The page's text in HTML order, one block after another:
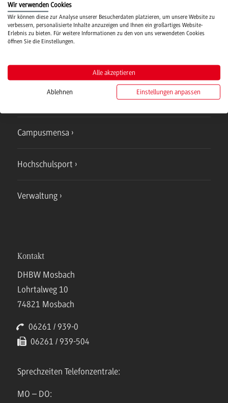
Campus
Campusmensa
Hochschulsport
Verwaltung
Kontakt
DHBW Mosbach
Lohrtalweg 10
74821 Mosbach
06261 / 939-0
06261 / 939-504
Sprechzeiten Telefonzentrale:
MO – DO:
Wir verwenden Cookies
Wir können diese zur Analyse unserer Besucherdaten platzieren, um unsere Website zu
verbessern, personalisierte Inhalte anzuzeigen und Ihnen ein großartiges Website-
Erlebnis zu bieten. Für weitere Informationen zu den von uns verwendeten Cookies
öffnen Sie die Einstellungen.
Alle akzeptieren
Ablehnen Einstellungen anpassen